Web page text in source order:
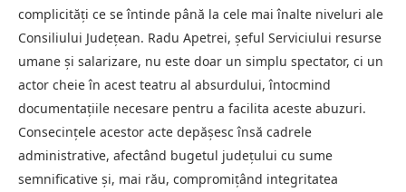
complicități ce se întinde până la cele mai înalte niveluri ale
Consiliului Județean. Radu Apetrei, șeful Serviciului resurse
umane și salarizare, nu este doar un simplu spectator, ci un
actor cheie în acest teatru al absurdului, întocmind
documentațiile necesare pentru a facilita aceste abuzuri.
Consecințele acestor acte depășesc însă cadrele
administrative, afectând bugetul județului cu sume
semnificative și, mai rău, compromițând integritatea